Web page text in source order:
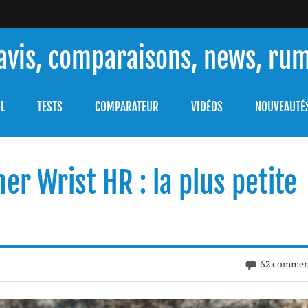
comparaisons, news,
TESTS COMPARATEUR VIDÉOS
Wrist HR : la plus petite
62